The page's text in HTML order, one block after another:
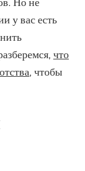
у вас есть
что
, чтобы